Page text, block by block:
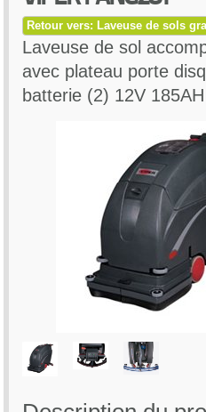
Retour vers: Laveuse de sols
Laveuse de sol
avec plateau porte
batterie (2) 12V